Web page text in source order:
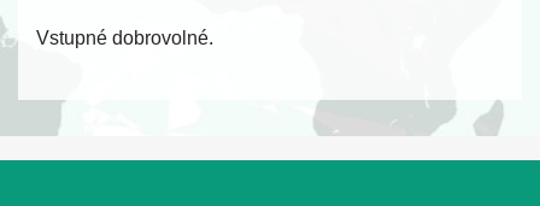
Vstupné dobrovolné.